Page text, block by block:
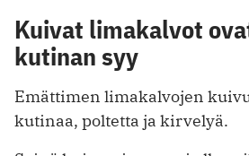
Kuivat limakalvot
kutinan syy
Emättimen limakalvojen
kutinaa, poltetta ja kirvelyä.